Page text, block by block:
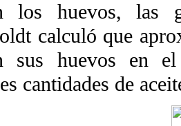
los huevos, las
calculó que
sus huevos en
cantidades de